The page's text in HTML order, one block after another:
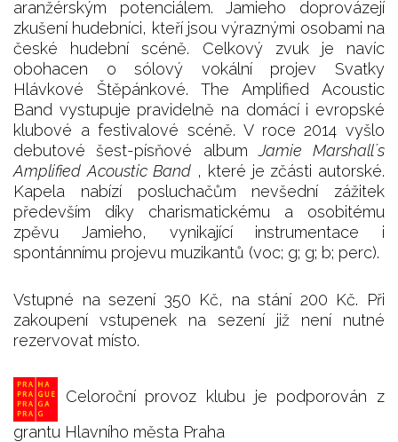
aranžérským potenciálem. Jamieho doprovázejí
zkušení hudebníci, kteří jsou výraznými osobami na
české hudební scéně. Celkový zvuk je navíc
obohacen o sólový vokální projev Svatky
Hlávkové Štěpánkové. The Amplified Acoustic
Band vystupuje pravidelně na domácí i evropské
klubové a festivalové scéně. V roce 2014 vyšlo
debutové šest-písňové albumJamie Marshall´s
Amplified Acoustic Band , které je zčásti autorské.
Kapela nabízí posluchačům nevšední zážitek
především díky charismatickému a osobitému
zpěvu Jamieho, vynikající instrumentace i
spontánnímu projevu muzikantů (voc; g; g; b; perc).
Vstupné na sezení 350 Kč, na stání 200 Kč. Při
zakoupení vstupenek na sezení již není nutné
rezervovat místo.
Celoroční provoz klubu je podporován z
grantu Hlavního města Praha